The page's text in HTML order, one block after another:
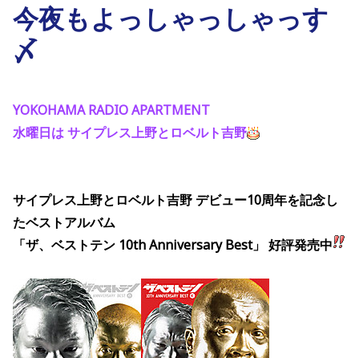
今夜もよっしゃっしゃっす
〆
YOKOHAMA RADIO APARTMENT
水曜日は サイプレス上野とロベルト吉野
サイプレス上野とロベルト吉野 デビュー10周年を記念し
たベストアルバム
「ザ、ベストテン 10th Anniversary Best」 好評発売中